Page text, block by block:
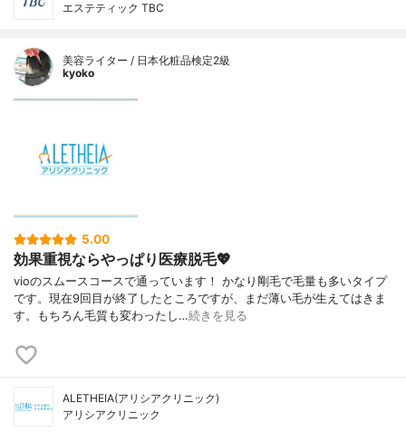
エステティック TBC
美容ライター / 日本化粧品検定2級
kyoko
5.00
効果重視ならやっぱり医療脱毛💖
vioのスムースコースで通っています！ かなり剛毛で毛量も多いタイプ
です。現在9回目が終了したところですが、まだ薄い毛が生えてはきま
す。もちろん毛質も変わったし…続きを見る
ALETHEIA(アリシアクリニック)
アリシアクリニック